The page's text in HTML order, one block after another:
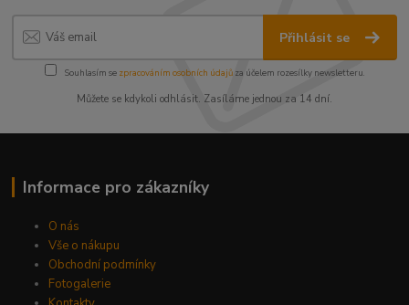
Přihlásit se
Souhlasím se zpracováním osobních údajůza účelem rozesílky newsletteru.
Můžete se kdykoli odhlásit. Zasíláme jednou za 14 dní.
Informace pro zákazníky
O nás
Vše o nákupu
Obchodní podmínky
Fotogalerie